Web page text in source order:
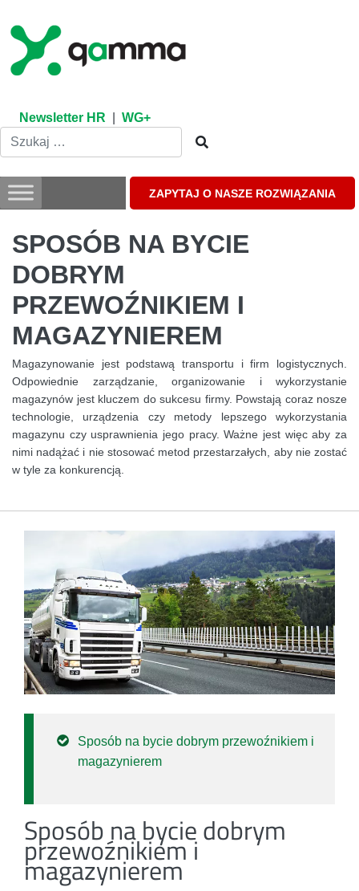
content
Newsletter HR WG+
ZAPYTAJ O NASZE ROZWIĄZANIA
SPOSÓB NA BYCIE
DOBRYM
PRZEWOŹNIKIEM I
MAGAZYNIEREM
Magazynowanie jest podstawą transportu i firm logistycznych.
Odpowiednie zarządzanie, organizowanie i wykorzystanie
magazynów jest kluczem do sukcesu firmy. Powstają coraz nosze
technologie, urządzenia czy metody lepszego wykorzystania
magazynu czy usprawnienia jego pracy. Ważne jest więc aby za
nimi nadążać i nie stosować metod przestarzałych, aby nie zostać
w tyle za konkurencją.
Sposób na bycie dobrym przewoźnikiem i
magazynierem
Sposób na bycie dobrym
przewoźnikiem i
magazynierem